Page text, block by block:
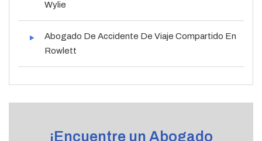
Wylie
Abogado De Accidente De Viaje Compartido En
Rowlett
¡Encuentre un Abogado